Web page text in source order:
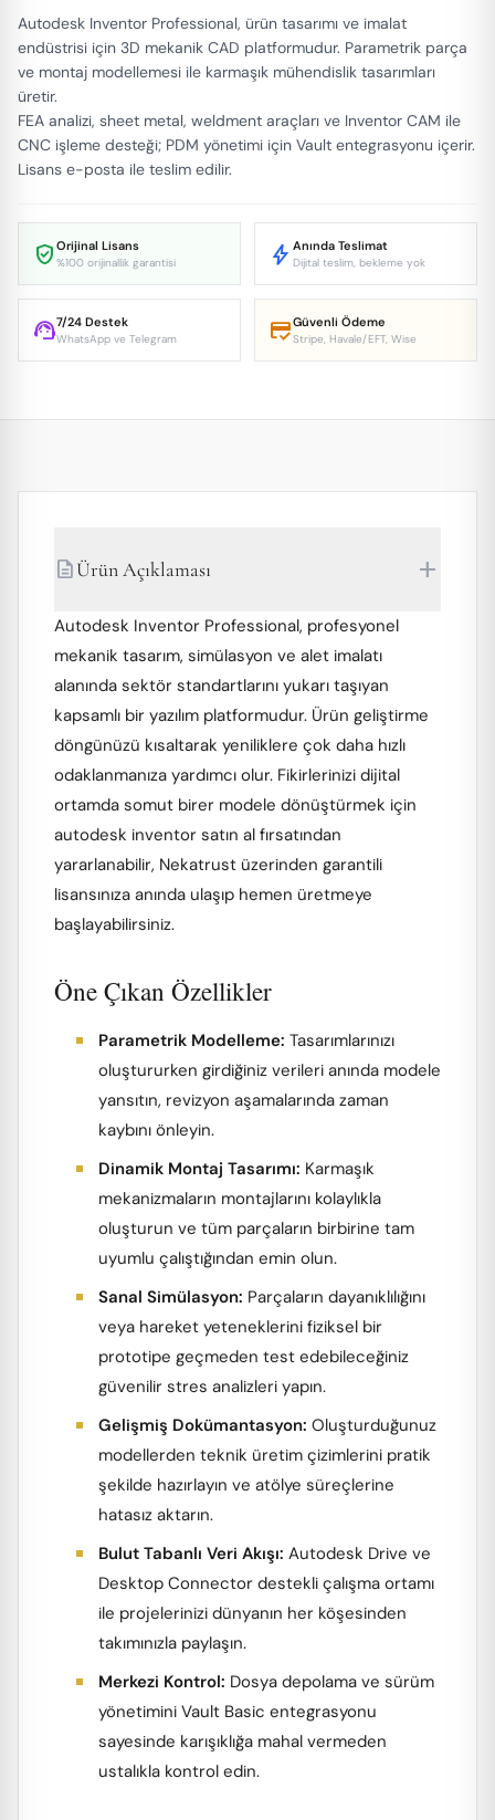
Autodesk Inventor Professional, ürün tasarımı ve imalat
endüstrisi için 3D mekanik CAD platformudur. Parametrik parça
ve montaj modellemesi ile karmaşık mühendislik tasarımları
üretir.
FEA analizi, sheet metal, weldment araçları ve Inventor CAM ile
CNC işleme desteği; PDM yönetimi için Vault entegrasyonu içerir.
Lisans e-posta ile teslim edilir.
verified_user Orijinal Lisans
%100 orijinallik garantisi bolt Anında Teslimat
Dijital teslim, bekleme yok
support_agent7/24 Destek
WhatsApp ve Telegram credit_scoreGüvenli Ödeme
Stripe, Havale/EFT, Wise
descriptionÜrün Açıklaması add
Autodesk Inventor Professional, profesyonel
mekanik tasarım, simülasyon ve alet imalatı
alanında sektör standartlarını yukarı taşıyan
kapsamlı bir yazılım platformudur. Ürün geliştirme
döngünüzü kısaltarak yeniliklere çok daha hızlı
odaklanmanıza yardımcı olur. Fikirlerinizi dijital
ortamda somut birer modele dönüştürmek için
autodesk inventor satın al fırsatından
yararlanabilir, Nekatrust üzerinden garantili
lisansınıza anında ulaşıp hemen üretmeye
başlayabilirsiniz.
Öne Çıkan Özellikler
Parametrik Modelleme: Tasarımlarınızı
oluştururken girdiğiniz verileri anında modele
yansıtın, revizyon aşamalarında zaman
kaybını önleyin.
Dinamik Montaj Tasarımı: Karmaşık
mekanizmaların montajlarını kolaylıkla
oluşturun ve tüm parçaların birbirine tam
uyumlu çalıştığından emin olun.
Sanal Simülasyon: Parçaların dayanıklılığını
veya hareket yeteneklerini fiziksel bir
prototipe geçmeden test edebileceğiniz
güvenilir stres analizleri yapın.
Gelişmiş Dokümantasyon: Oluşturduğunuz
modellerden teknik üretim çizimlerini pratik
şekilde hazırlayın ve atölye süreçlerine
hatasız aktarın.
Bulut Tabanlı Veri Akışı: Autodesk Drive ve
Desktop Connector destekli çalışma ortamı
ile projelerinizi dünyanın her köşesinden
takımınızla paylaşın.
Merkezi Kontrol: Dosya depolama ve sürüm
yönetimini Vault Basic entegrasyonu
sayesinde karışıklığa mahal vermeden
ustalıkla kontrol edin.